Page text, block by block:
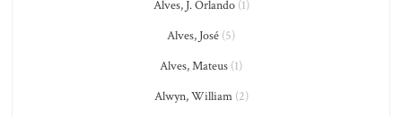
Alves, J. Orlando(1)
Alves, José (5)
Alves, Mateus (1)
Alwyn, William(2)